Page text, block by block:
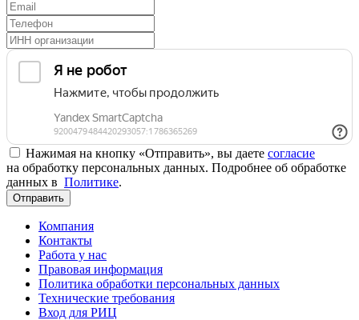
Нажимая на кнопку «Отправить», вы даете согласие
на обработку персональных данных. Подробнее об обработке
данных в Политике.
Отправить
Компания
Контакты
Работа у нас
Правовая информация
Политика обработки персональных данных
Технические требования
Вход для РИЦ